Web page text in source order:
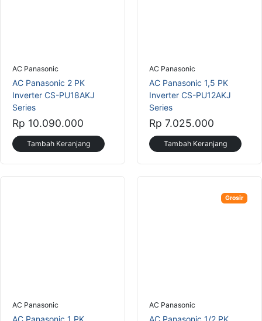
AC Panasonic
AC Panasonic 2 PK
Inverter CS-PU18AKJ
Series
Rp 10.090.000
Tambah Keranjang
AC Panasonic
AC Panasonic 1,5 PK
Inverter CS-PU12AKJ
Series
Rp 7.025.000
Tambah Keranjang
AC Panasonic
AC Panasonic 1 PK
Grosir
AC Panasonic
AC Panasonic 1/2 PK